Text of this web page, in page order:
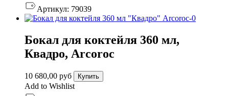
Артикул: 79039
Бокал для коктейля 360 мл,
Квадро, Arcoroc
10 680,00 руб Купить
Add to Wishlist